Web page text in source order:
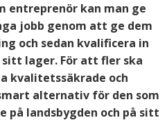
entreprenör kan man ge
jobb genom att ge dem
och sedan kvalificera in
lager. För att fler ska
kvalitetssäkrade och
alternativ för den som
landsbygden och på sitt